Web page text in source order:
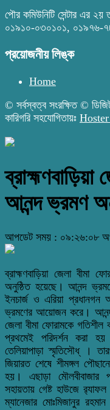
পৌর কমিউনিটি সেন্টার এর ২য়
০১৯১০-০৩০১০১, ০১৯৭৬-
প্রয়োজনীয় লিঙ্ক
Home
© সর্বস্বত্ব সংরক্ষিত ©
কারিগরি সহযোগিতায়ঃ
ব্রাহ্মণবাড়িয়া
আনন্দ ভ্রমণ
আপডেট সময় : ০৯:২৬:০৮
ব্রাহ্মণবাড়িয়া জেলা বীমা
অনুষ্ঠিত হয়েছে। আনন্দ
ইনচার্জ ও ‌এরিয়া
ভ্রমণের আয়োজন করে।
জেলা বীমা ফোরামকে
প্রথমেই পরিদর্শন করা হয়
তেলিয়াপাড়া স্মৃতিসৌধ্‌ ।
জিয়ারত শেষে শীমঙ্গল
হয়। এছাড়া মৌলবীবাজার
সহায়তায় গেষ্ট হাউজে
ম্যানেজার মোঃমিজানুর